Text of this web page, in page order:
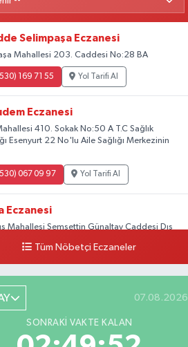
Selimpaşa Eczanesi
Mahallesi 203. Caddesi No:28 BA
169 71 55 Yol Tarifi Al
Eczanesi
410. Sokak No:50 A T.C Sağlık
Esenyurt 22 No'lu Aile Sağlığı Merkezinin
067 09 97 Yol Tarifi Al
Eczanesi
Mahallesi Şemsettin Günaltay Caddesi Dış
Eczanesi
Mahallesi Kasımpaşa Bostanı Sokak 18A
Ekipmanları Satan Dükkanların Olduğu
Denizbank'ın Karşısı, Albaraka'nın
Tüm Nöbetçi Eczaneler
07.08.2026
SONRAKI VAKTE KALAN